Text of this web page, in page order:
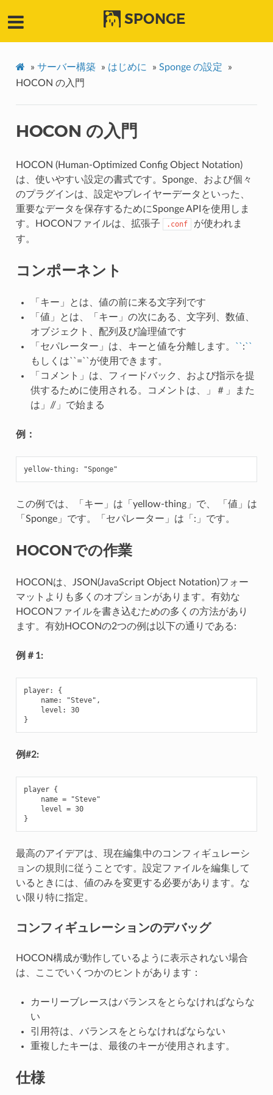
SPONGE
» サーバー構築 » はじめに » Sponge の設定
»
HOCON の入門
HOCON の入門
HOCON (Human-Optimized Config Object Notation)
は、使いやすい設定の書式です。Sponge、および個々
のプラグインは、設定やプレイヤーデータといった、
重要なデータを保存するためにSponge APIを使用しま
す。HOCONファイルは、拡張子
.conf
が使われま
す。
コンポーネント
「キー」とは、値の前に来る文字列です
「値」とは、「キー」の次にある、文字列、数値、
オブジェクト、配列及び論理値です
「セパレーター」は、キーと値を分離します。
``:``
もしくは``=``が使用できます。
「コメント」は、フィードバック、および指示を提
供するために使用される。コメントは、」＃」また
は」//」で始まる
例：
この例では、「キー」は「yellow-thing」で、 「値」は
「Sponge」です。「セパレーター」は「:」です。
HOCONでの作業
HOCONは、JSON(JavaScript Object Notation)フォー
マットよりも多くのオプションがあります。有効な
HOCONファイルを書き込むための多くの方法があり
ます。有効HOCONの2つの例は以下の通りである:
例＃1:
player: {
    name: "Steve",
    level: 30
例#2:
player {
    name = "Steve"
    level = 30
最高のアイデアは、現在編集中のコンフィギュレーシ
ョンの規則に従うことです。設定ファイルを編集して
いるときには、値のみを変更する必要があります。な
い限り特に指定。
コンフィギュレーションのデバッグ
HOCON構成が動作しているように表示されない場合
は、ここでいくつかのヒントがあります：
カーリーブレースはバランスをとらなければならな
い
引用符は、バランスをとらなければならない
重複したキーは、最後のキーが使用されます。
仕様